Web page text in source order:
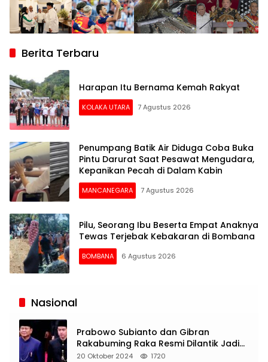
Berita Terbaru
Harapan Itu Bernama Kemah Rakyat
KOLAKA UTARA 7 Agustus 2026
Penumpang Batik Air Diduga Coba Buka
Pintu Darurat Saat Pesawat Mengudara,
Kepanikan Pecah di Dalam Kabin
MANCANEGARA 7 Agustus 2026
Pilu, Seorang Ibu Beserta Empat Anaknya
Tewas Terjebak Kebakaran di Bombana
BOMBANA 6 Agustus 2026
Siaran
Nasional
Prabowo Subianto dan Gibran
Rakabuming Raka Resmi Dilantik Jadi
Presiden dan Wapres RI
20 Oktober 2024 1720